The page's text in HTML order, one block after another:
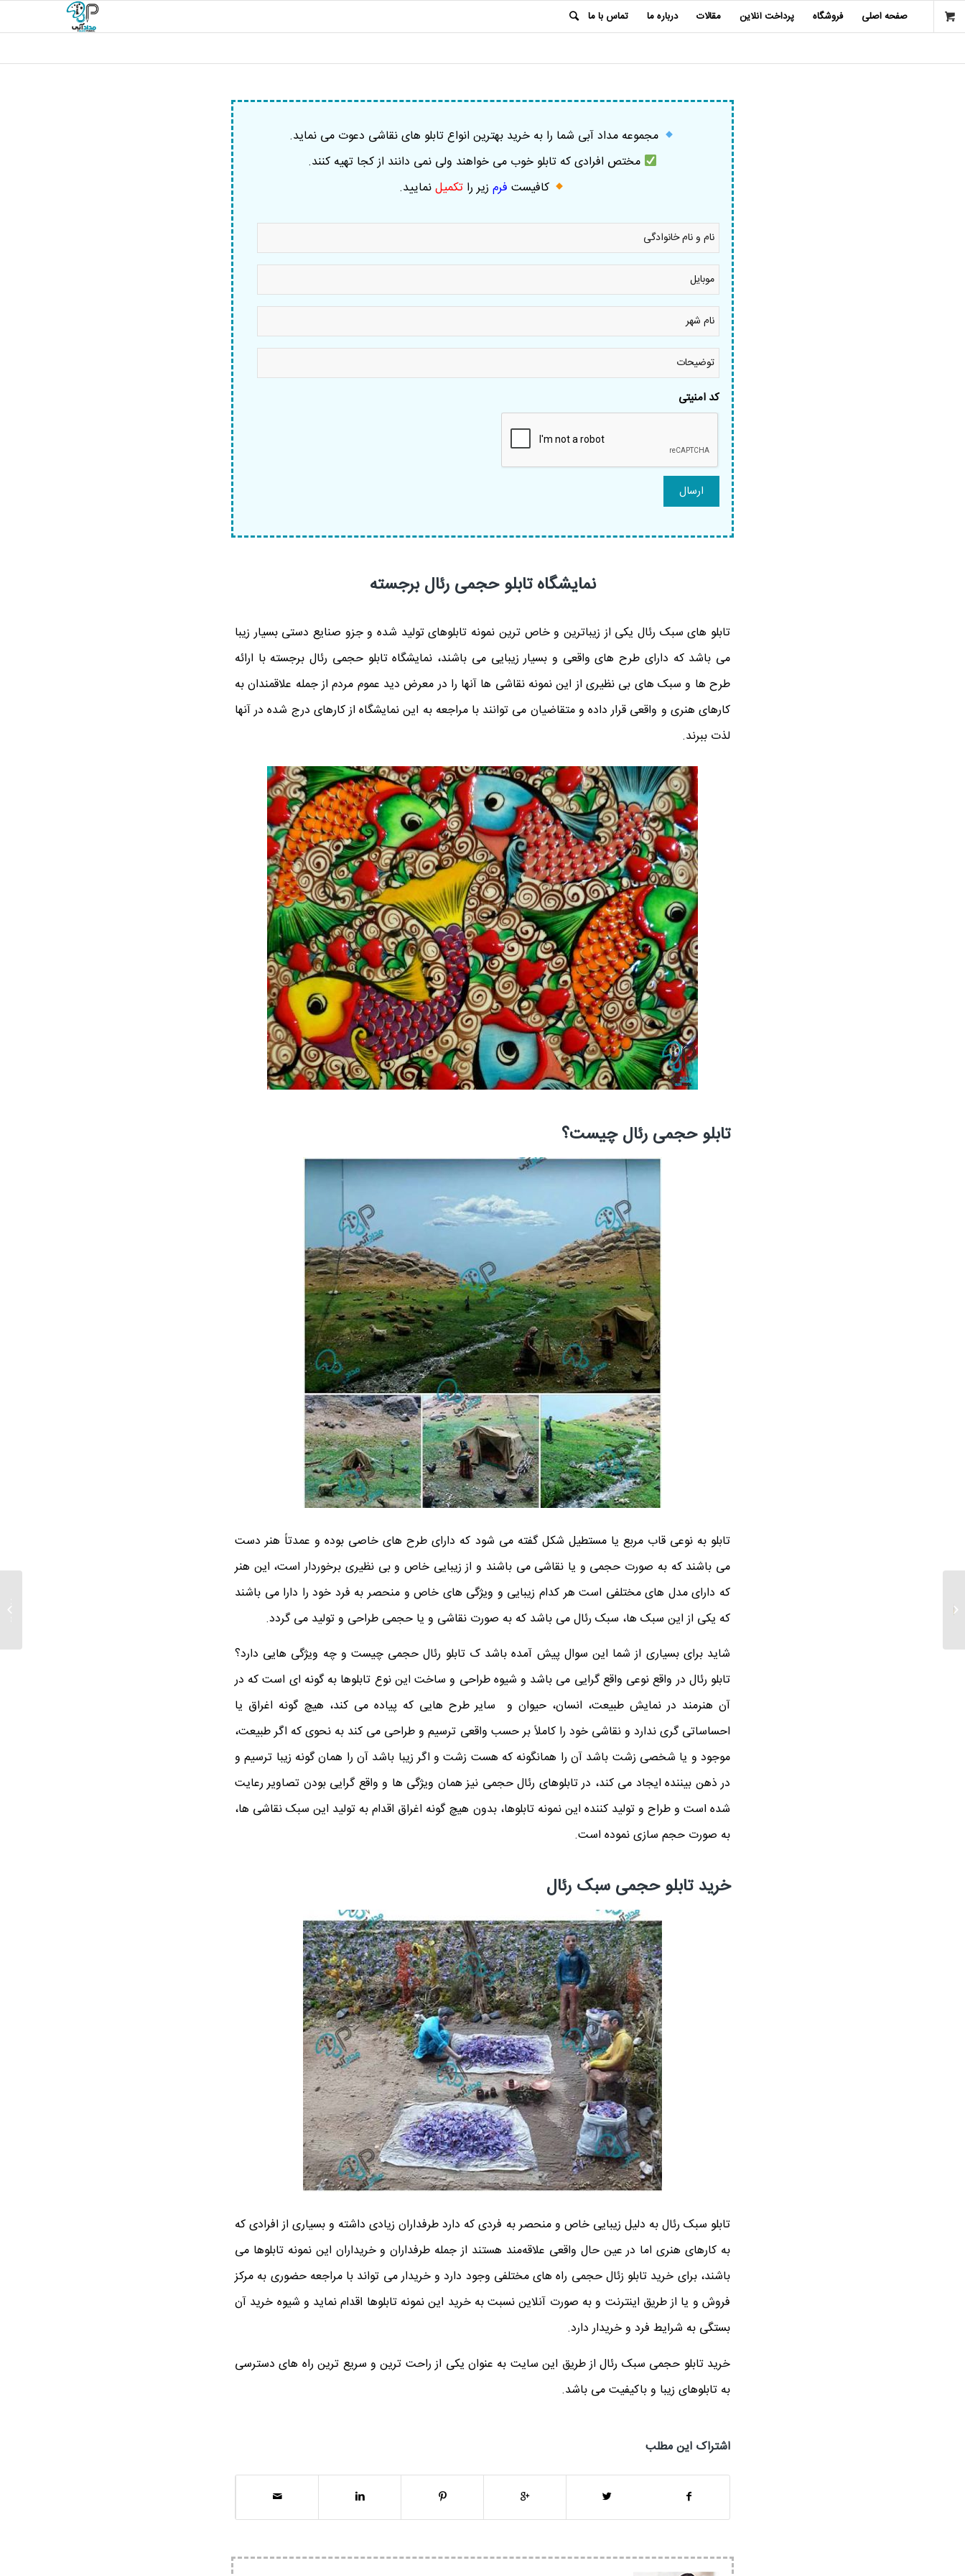
صفحه اصلی فروشگاه پرداخت آنلاین مقالات درباره ما تماس با ما
مجموعه مداد آبی شما را به خرید بهترین انواع تابلو های نقاشی دعوت می نماید.
مختص افرادی که تابلو خوب می خواهند ولی نمی دانند از کجا تهیه کنند.
کافیست فرم زیر را تکمیلنمایید.
نام
نام
خانوادگی
موبایل
نام
شهر *
توضیحات
کد امنیتی
نمایشگاه تابلو حجمی رئال برجسته
تابلو های سبک رئال یکی از زیباترین و خاص ‌ترین نمونه تابلوهای تولید شده و جزو صنایع دستی بسیار زیبا
می باشد که دارای طرح ‌های واقعی و بسیار زیبایی می ‌باشند، نمایشگاه تابلو حجمی رئال برجسته با ارائه
طرح ‌ها و سبک ‌های بی ‌نظیری از این نمونه نقاشی ‌ها آنها را در معرض دید عموم مردم از جمله علاقمندان به
کارهای هنری و واقعی قرار داده و متقاضیان می ‌توانند با مراجعه به این نمایشگاه از کارهای درج شده در آنها
لذت ببرند.
تابلو حجمی رئال چیست؟
تابلو به نوعی قاب مربع یا مستطیل شکل گفته می‌ شود که دارای طرح ‌های خاصی بوده و عمدتاً هنر دست
می باشند که به صورت حجمی و یا نقاشی می ‌باشند و از زیبایی خاص و بی‌ نظیری برخوردار است، این هنر
که دارای مدل ‌های مختلفی است هر کدام زیبایی و ویژگی ‌های خاص و منحصر به ‌فرد خود را دارا می باشند
که یکی از این سبک ‌ها، سبک رئال می ‌باشد که به صورت نقاشی و یا حجمی طراحی و تولید می گردد.
شاید برای بسیاری از شما این سوال پیش آمده باشد ک تابلو رئال حجمی چیست و چه ویژگی‌ هایی دارد؟
تابلو رئال در واقع نوعی واقع گرایی می باشد و شیوه طراحی و ساخت این نوع تابلوها به گونه ‌ای است که در
آن هنرمند در نمایش طبیعت، انسان، حیوان و سایر طرح ‌هایی که پیاده می کند، هیچ‌ گونه اغراق یا
احساساتی گری ندارد و نقاشی خود را کاملاً بر حسب واقعی ترسیم و طراحی می ‌کند به نحوی که اگر طبیعت،
موجود و یا شخصی زشت باشد آن را همانگونه که هست زشت و اگر زیبا باشد آن را همان گونه زیبا ترسیم و
در ذهن بیننده ایجاد می ‌کند، در تابلوهای رئال حجمی نیز همان ویژگی‌ ها و واقع ‌گرایی بودن تصاویر رعایت
شده است و طراح و تولید کننده این نمونه تابلوها، بدون هیچ‌ گونه اغراق اقدام به تولید این سبک نقاشی ها،
به صورت حجم سازی نموده است.
خرید تابلو حجمی سبک رئال
تابلو سبک رئال به دلیل زیبایی خاص و منحصر به‌ فردی که دارد طرفداران زیادی داشته و بسیاری از افرادی که
به کارهای هنری اما در عین ‌حال واقعی علاقه‌مند هستند از جمله طرفداران و خریداران این نمونه تابلوها می
باشند، برای خرید تابلو زئال حجمی راه ‌های مختلفی وجود دارد و خریدار می‌ تواند با مراجعه حضوری به مرکز
فروش و یا از طریق اینترنت و به‌ صورت آنلاین نسبت به خرید این نمونه تابلوها اقدام نماید و شیوه خرید آن
بستگی به شرایط فرد و خریدار دارد.
خرید تابلو حجمی سبک رئال از طریق این سایت به ‌عنوان یکی از راحت ‌ترین و سریع ‌ترین راه های دسترسی
به تابلوهای زیبا و باکیفیت می ‌باشد.
اشتراک این مطلب